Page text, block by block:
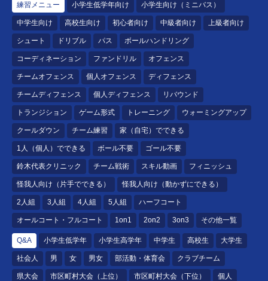
練習メニュー 小学生低学年向け 小学生向け（ミニバス）
中学生向け 高校生向け 初心者向け 中級者向け 上級者向け
シュート ドリブル パス ボールハンドリング
コーディネーション ファンドリル オフェンス
チームオフェンス 個人オフェンス ディフェンス
チームディフェンス 個人ディフェンス リバウンド
トランジション ゲーム形式 トレーニング ウォーミングアップ
クールダウン チーム練習 家（自宅）でできる
1人（個人）でできる ボール不要 ゴール不要
鈴木代表クリニック チーム戦術 スキル動画 フィニッシュ
怪我人向け（片手でできる） 怪我人向け（動かずにできる）
2人組 3人組 4人組 5人組 ハーフコート
オールコート・フルコート 1on1 2on2 3on3 その他一覧
Q&A 小学生低学年 小学生高学年 中学生 高校生 大学生
社会人 男 女 男女 部活動・体育会 クラブチーム
県大会 市区町村大会（上位） 市区町村大会（下位） 個人